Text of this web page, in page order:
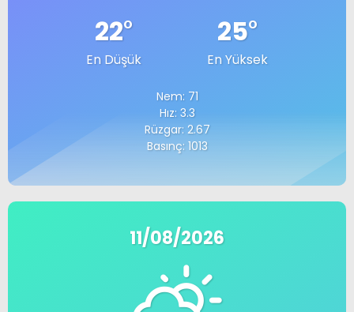
22°
En Düşük
25°
En Yüksek
Nem: 71
Hız: 3.3
Rüzgar: 2.67
Basınç: 1013
11/08/2026